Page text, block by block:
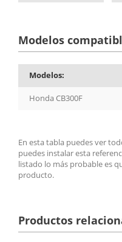
Modelos
Modelos:
Honda CB300F
En esta tabla puedes ver
puedes instalar esta
listado lo más probable es
producto.
Productos